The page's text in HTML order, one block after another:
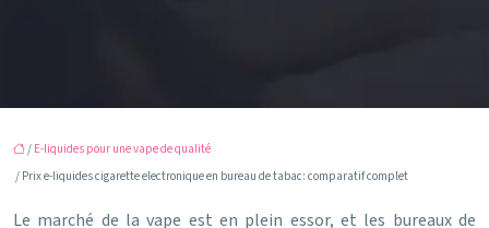
/ E-liquides pour une vape de qualité
/ Prix e-liquides cigarette electronique en bureau de tabac: comparatif complet
Le marché de la vape est en plein essor, et les bureaux de